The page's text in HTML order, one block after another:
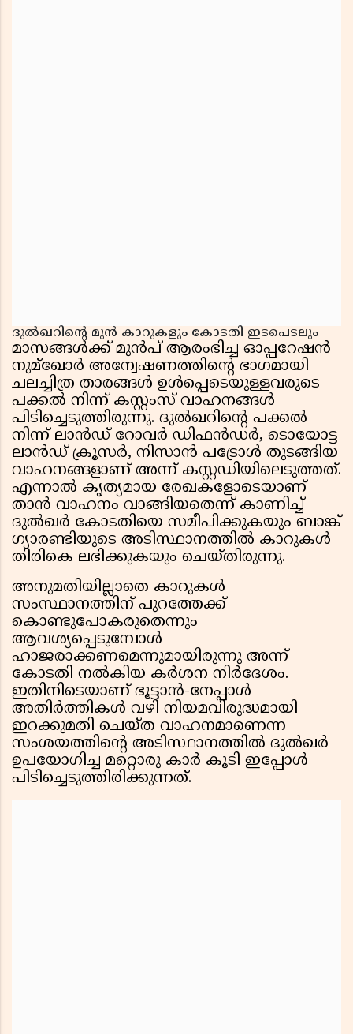
ദുൽഖറിൻ്റെ മുൻ കാറുകളും കോടതി ഇടപെടലും
മാസങ്ങൾക്ക് മുൻപ് ആരംഭിച്ച ഓപ്പറേഷൻ
നുമ്ഖോർ അന്വേഷണത്തിൻ്റെ ഭാഗമായി
ചലച്ചിത്ര താരങ്ങൾ ഉൾപ്പെടെയുള്ളവരുടെ
പക്കൽ നിന്ന് കസ്റ്റംസ് വാഹനങ്ങൾ
പിടിച്ചെടുത്തിരുന്നു. ദുൽഖറിൻ്റെ പക്കൽ
നിന്ന് ലാൻഡ് റോവർ ഡിഫൻഡർ, ടൊയോട്ട
ലാൻഡ് ക്രൂസർ, നിസാൻ പട്രോൾ തുടങ്ങിയ
വാഹനങ്ങളാണ് അന്ന് കസ്റ്റഡിയിലെടുത്തത്.
എന്നാൽ കൃത്യമായ രേഖകളോടെയാണ്
താൻ വാഹനം വാങ്ങിയതെന്ന് കാണിച്ച്
ദുൽഖർ കോടതിയെ സമീപിക്കുകയും ബാങ്ക്
ഗ്യാരണ്ടിയുടെ അടിസ്ഥാനത്തിൽ കാറുകൾ
തിരികെ ലഭിക്കുകയും ചെയ്തിരുന്നു.
അനുമതിയില്ലാതെ കാറുകൾ
സംസ്ഥാനത്തിന് പുറത്തേക്ക്
കൊണ്ടുപോകരുതെന്നും
ആവശ്യപ്പെടുമ്പോൾ
ഹാജരാക്കണമെന്നുമായിരുന്നു അന്ന്
കോടതി നൽകിയ കർശന നിർദേശം.
ഇതിനിടെയാണ് ഭൂട്ടാൻ-നേപ്പാൾ
അതിർത്തികൾ വഴി നിയമവിരുദ്ധമായി
ഇറക്കുമതി ചെയ്ത വാഹനമാണെന്ന
സംശയത്തിൻ്റെ അടിസ്ഥാനത്തിൽ ദുൽഖർ
ഉപയോഗിച്ച മറ്റൊരു കാർ കൂടി ഇപ്പോൾ
പിടിച്ചെടുത്തിരിക്കുന്നത്.